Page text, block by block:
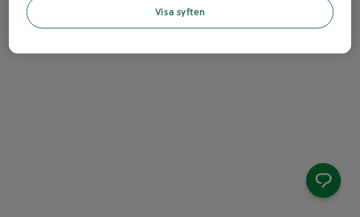
Visa syften